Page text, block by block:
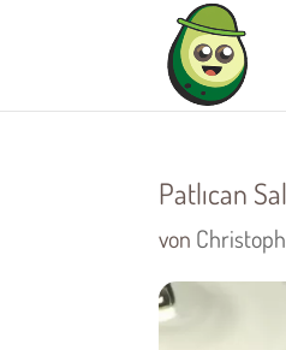
Patlıcan
von Christoph